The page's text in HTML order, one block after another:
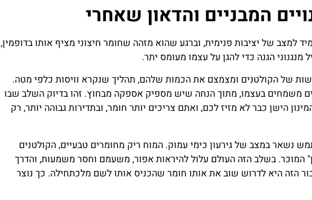
המבניים והדאון שאחרי
למצב של יציבות פנימית, וברגע שהוא מזהה שחומר חיצוני מציף אותו בדופמין,
מנגנוני הגנה כדי להגן על עצמו מעומס יתר.
של הקולטנים ומצמצם את הכמות שלהם, תהליך שנקרא וויסות כלפי מטה.
משמחים בעצמו, מתוך הנחה שיש מספיק אספקה מבחוץ. זהו בדיוק השלב שבו
הישן כבר לא מזיז לכם, ואתם צריכים יותר חומר, ובתדירות גבוהה יותר, רק
נשאר במצב של גירעון כימי עמוק. המוח ריק מחומרים טבעיים, הקולטנים
המוכר. בשלב הזה העולם עלול להיראות אפור, משעמם וחסר משמעות, והדרך
הזה היא לדרוש שוב את אותו חומר שהכניס אותו לשם מלכתחילה. כך נוצר